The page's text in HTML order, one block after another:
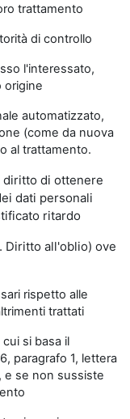
trattamento
di controllo
l'interessato,
origine
automatizzato,
(come da nuova
al trattamento.
diritto di ottenere
dati personali
ritardo
Diritto all'oblio) ove
rispetto alle
trattati
si basa il
paragrafo 1, lettera
e se non sussiste